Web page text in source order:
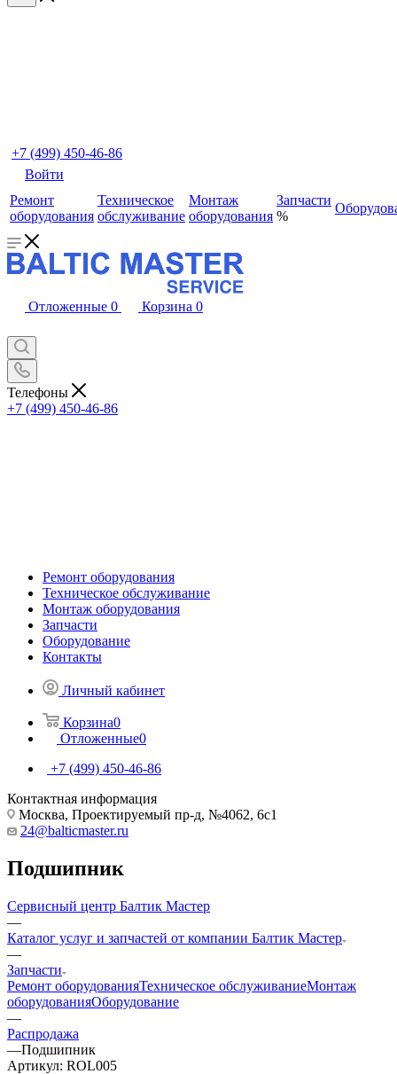
+7 (499) 450-46-86
Войти
Ремонт
оборудования
Техническое
обслуживание
Монтаж
оборудования
Запчасти
%
Отложенные 0 Корзина 0
Телефоны
+7 (499) 450-46-86
Ремонт оборудования
Техническое обслуживание
Монтаж оборудования
Запчасти
Оборудование
Контакты
Личный кабинет
Корзина0
Отложенные0
+7 (499) 450-46-86
Контактная информация
Москва, Проектируемый пр-д, №4062, 6с1
24@balticmaster.ru
Подшипник
Сервисный центр Балтик Мастер
—
Каталог услуг и запчастей от компании Балтик Мастер
—
Запчасти
Ремонт оборудованияТехническое обслуживаниеМонтаж
оборудованияОборудование
—
Распродажа
—Подшипник
Артикул: ROL005